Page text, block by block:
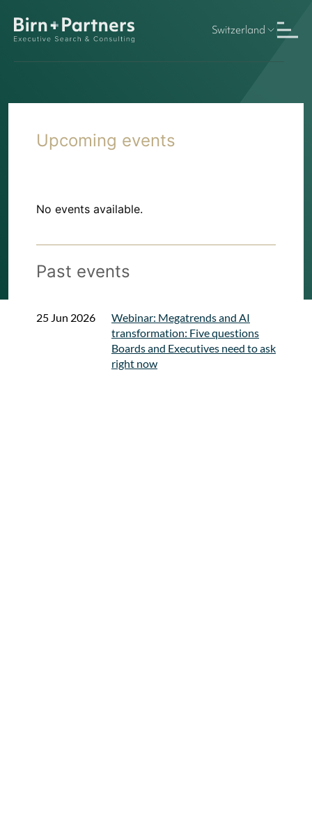
Switzerland